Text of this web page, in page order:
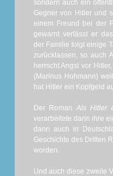
sondern auch ein
Gegner von Hitler und
einem Freund bei der
gewarnt verlässt er
der Familie folgt einige
zurücklassen, so auch
herrscht Angst vor
(Marinus Hohmann)
hat Hitler ein Kopfgeld
Der Roman Als Hitler
verarbeitete darin ihre
dann auch in
Geschichte des Dritten
worden.
Und auch diese zweite